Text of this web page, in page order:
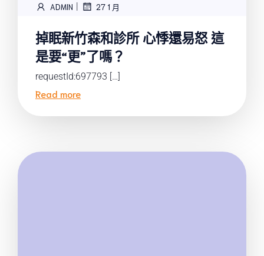
ADMIN | 27 1 月
掉眠新竹森和診所 心悸還易怒 這
是要“更”了嗎？
requestId:697793 […]
Read more